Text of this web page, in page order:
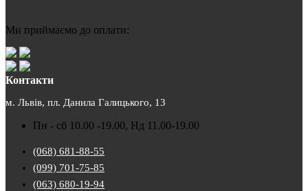
Ми приймаємо до оплати:
Контакти
м. Львів, пл. Данила Галицького, 13
Пн - сб 10.00 -19.00, Нд 11.00-19.00
(068) 681-88-55
(099) 701-75-85
(063) 680-19-94